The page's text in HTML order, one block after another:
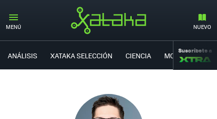
MENÚ NUEVO
ANÁLISIS XATAKA SELECCIÓN CIENCIA MOVILIDAD
Suscríbete a